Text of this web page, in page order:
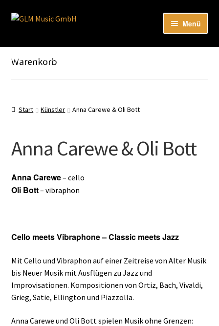
Hier sind unsere Neuigkeiten zu hören: Spotify
Zur
Zum
Menü
Unser Katalog
Warenkorb
Start Künstler Anna Carewe & Oli Bott
Anna Carewe & Oli Bott
Anna Carewe– cello
Oli Bott– vibraphon
Cello meets Vibraphone – Classic meets Jazz
Mit Cello und Vibraphon auf einer Zeitreise von Alter Musik
bis Neuer Musik mit Ausflügen zu Jazz und
Improvisationen. Kompositionen von Ortiz, Bach, Vivaldi,
Grieg, Satie, Ellington und Piazzolla.
Anna Carewe und Oli Bott spielen Musik ohne Grenzen: